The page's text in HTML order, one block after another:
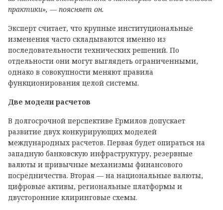
практики», — поясняет он.
Эксперт считает, что крупные институциональные
изменения часто складываются именно из
последовательности технических решений. По
отдельности они могут выглядеть ограниченными,
однако в совокупности меняют правила
функционирования целой системы.
Две модели расчетов
В долгосрочной перспективе Ермилов допускает
развитие двух конкурирующих моделей
международных расчетов. Первая будет опираться на
западную банковскую инфраструктуру, резервные
валюты и привычные механизмы финансового
посредничества. Вторая — на национальные валюты,
цифровые активы, региональные платформы и
двусторонние клиринговые схемы.